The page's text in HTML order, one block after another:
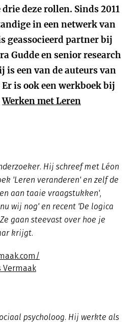
deze rollen. Sinds 2011
in een netwerk van
geassocieerd partner bij
Gudde en senior research
is een van de auteurs van
Er is ook een werkboek bij
Werken met Leren
Hij schreef met Léon
'Leren veranderen' en zelf de
aan taaie vraagstukken',
wij nog' en recent 'De logica
gaan steevast over hoe je
krijgt.
Vermaak
psycholoog. Hij werkte als